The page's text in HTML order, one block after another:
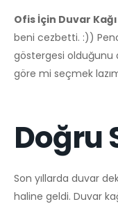
Ofis İçin Duvar
beni cezbetti. :))
göstergesi olduğunu
göre mi seçmek
Doğru
Son yıllarda duvar
haline geldi. Duvar